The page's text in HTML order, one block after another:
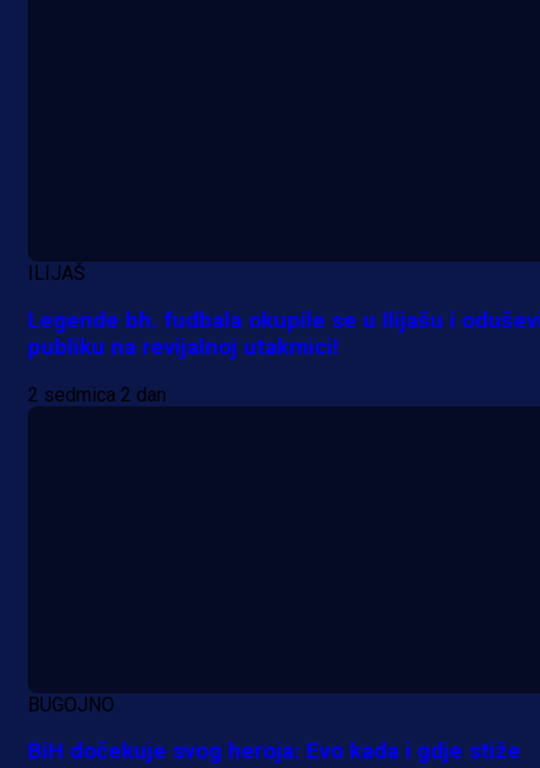
ILIJAŠ
Legende bh. fudbala okupile se u Ilijašu i
publiku na revijalnoj utakmici!
2 sedmica 2 dan
BUGOJNO
BiH dočekuje svog heroja: Evo kada i gdje stiže